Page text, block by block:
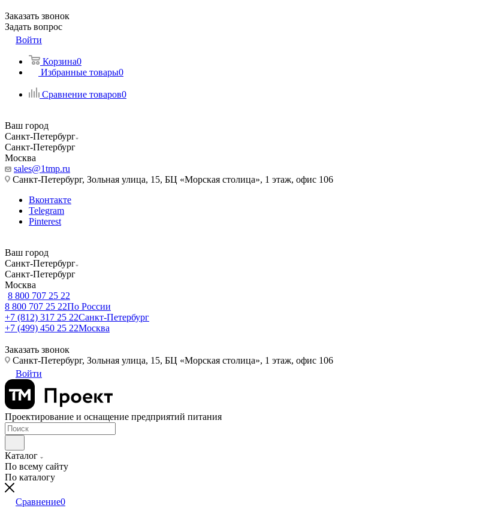
Заказать звонок
Задать вопрос
Войти
Корзина0
Избранные товары0
Сравнение товаров0
Ваш город
Санкт-Петербург
Санкт-Петербург
Москва
sales@1tmp.ru
Санкт-Петербург, Зольная улица, 15, БЦ «Морская столица», 1 этаж, офис 106
Вконтакте
Telegram
Pinterest
Ваш город
Санкт-Петербург
Санкт-Петербург
Москва
8 800 707 25 22
8 800 707 25 22По России
+7 (812) 317 25 22Санкт-Петербург
+7 (499) 450 25 22Москва
Заказать звонок
Санкт-Петербург, Зольная улица, 15, БЦ «Морская столица», 1 этаж, офис 106
Войти
Проектирование и оснащение предприятий питания
Каталог
По всему сайту
По каталогу
Сравнение0